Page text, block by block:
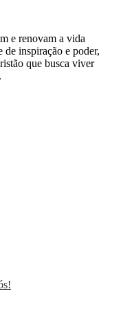
e renovam a vida
de inspiração e poder,
que busca viver